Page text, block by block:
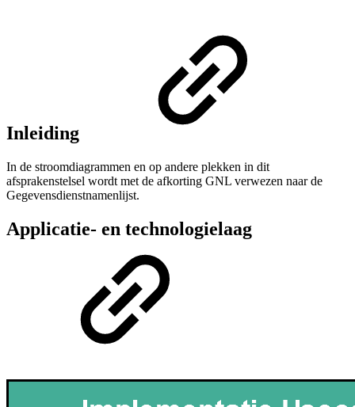
Inleiding
In de stroomdiagrammen en op andere plekken in dit
afsprakenstelsel wordt met de afkorting GNL verwezen naar de
Gegevensdienstnamenlijst.
Applicatie- en technologielaag